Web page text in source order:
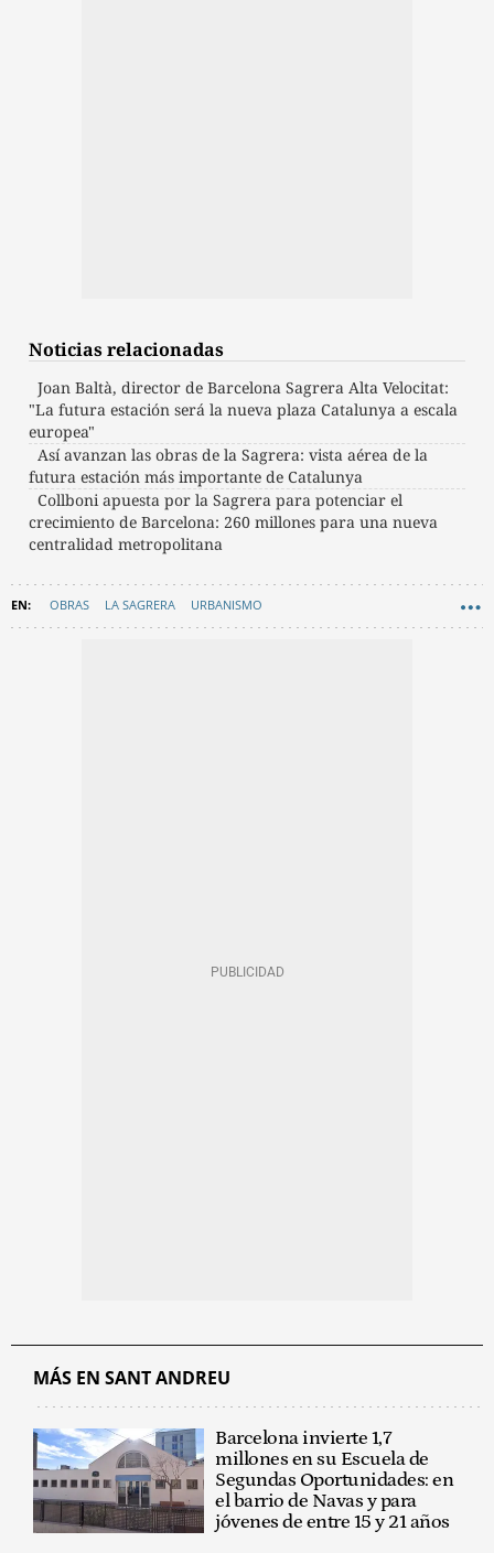
Noticias relacionadas
Joan Baltà, director de Barcelona Sagrera Alta Velocitat:
"La futura estación será la nueva plaza Catalunya a escala
europea"
Así avanzan las obras de la Sagrera: vista aérea de la
futura estación más importante de Catalunya
Collboni apuesta por la Sagrera para potenciar el
crecimiento de Barcelona: 260 millones para una nueva
centralidad metropolitana
OBRAS LA SAGRERA URBANISMO
MÁS EN SANT ANDREU
Barcelona invierte 1,7
millones en su Escuela de
Segundas Oportunidades: en
el barrio de Navas y para
jóvenes de entre 15 y 21 años